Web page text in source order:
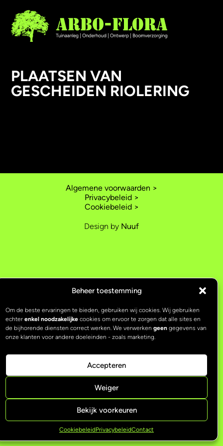
Beheer toestemming
Om de beste ervaringen te bieden, gebruiken wij cookies. Wij gebruiken
echter enkel noodzakelijke cookies om ervoor te zorgen dat alle sites en
de bijhorende diensten correct werken. We verwerken geen gegevens van
onze klanten voor andere doeleinden - zoals marketing.
Accepteren
Weiger
Bekijk voorkeuren
CookiebeleidPrivacybeleidContact
AANLEG
PLAATSEN VAN
GESCHEIDEN RIOLERING
Algemene voorwaarden >
Privacybeleid >
Cookiebeleid >
Design by Nuuf